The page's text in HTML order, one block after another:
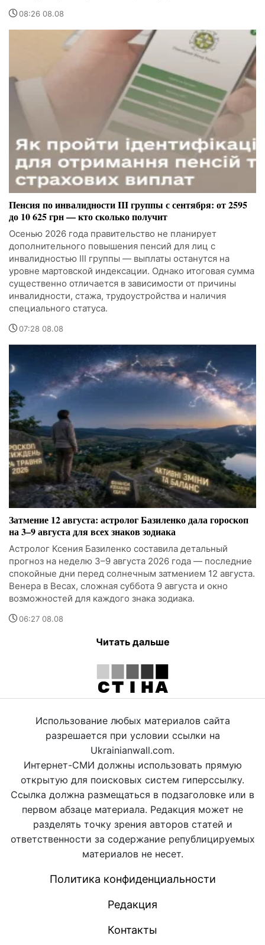
08:26 08.08
Пенсия по инвалидности III группы с сентября: от 2595
до 10 625 грн — кто сколько получит
Осенью 2026 года правительство не планирует
дополнительного повышения пенсий для лиц с
инвалидностью III группы — выплаты останутся на
уровне мартовской индексации. Однако итоговая сумма
существенно отличается в зависимости от причины
инвалидности, стажа, трудоустройства и наличия
специального статуса.
07:28 08.08
Затмение 12 августа: астролог Базиленко дала гороскоп
на 3–9 августа для всех знаков зодиака
Астролог Ксения Базиленко составила детальный
прогноз на неделю 3–9 августа 2026 года — последние
спокойные дни перед солнечным затмением 12 августа.
Венера в Весах, сложная суббота 9 августа и окно
возможностей для каждого знака зодиака.
06:27 08.08
Читать дальше
Использование любых материалов сайта
разрешается при условии ссылки на
Ukrainianwall.com.
Интернет-СМИ должны использовать прямую
открытую для поисковых систем гиперссылку.
Ссылка должна размещаться в подзаголовке или в
первом абзаце материала. Редакция может не
разделять точку зрения авторов статей и
ответственности за содержание републицируемых
материалов не несет.
Политика конфиденциальности
Редакция
Контакты